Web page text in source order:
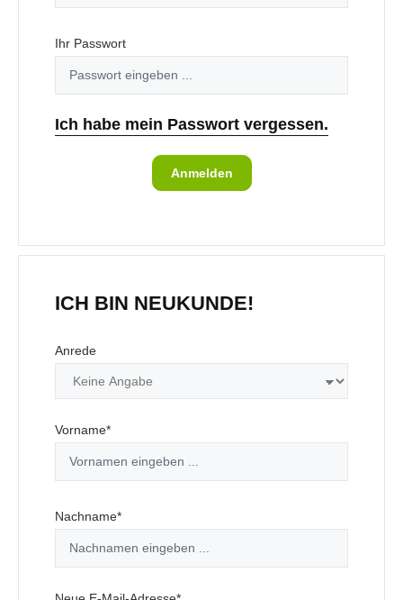
Ihr Passwort
Ich habe mein Passwort vergessen.
Anmelden
ICH BIN NEUKUNDE!
Persönliche Informationen
Anrede
Vorname*
Nachname*